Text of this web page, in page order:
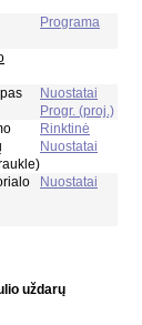
Programa
Nuostatai
Progr. (proj.)
Rinktinė
Nuostatai
Nuostatai
uždarų